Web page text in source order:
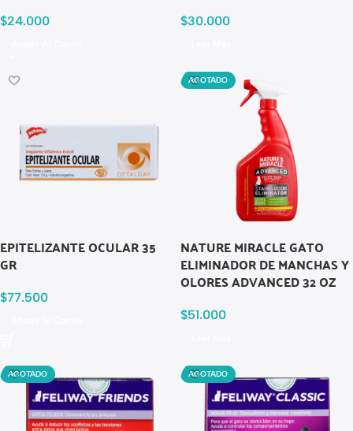
$24.000 $30.000
EPITELIZANTE OCULAR 35
GR
$77.500
AGOTADO
NATURE MIRACLE GATO
ELIMINADOR DE MANCHAS Y
OLORES ADVANCED 32 OZ
$51.000
AGOTADO AGOTADO